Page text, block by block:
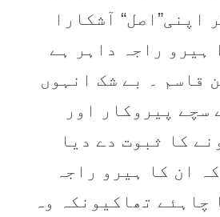
اپنی”اصل“ آشکارا
ہیرو راجہ داہر ہے
قاسم ۔ بے شک انہوں
سچے پیروکار اور
کا ثبوت دے دیا
ان کا ہیرو راجہ
چاہئے تھاکیونکہ وہ